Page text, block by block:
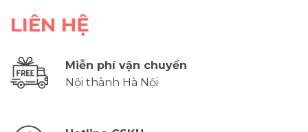
LIÊN HỆ
Miễn phí vận chuyển
Nội thành Hà Nội